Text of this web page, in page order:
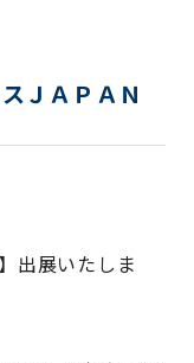
ＪＡＰＡＮ
出展いたしま